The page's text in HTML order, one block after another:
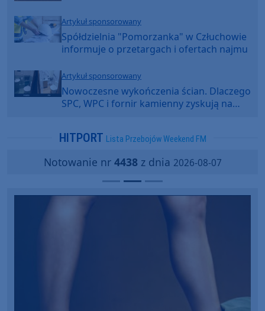
Artykuł sponsorowany
Spółdzielnia "Pomorzanka" w Człuchowie
informuje o przetargach i ofertach najmu
Artykuł sponsorowany
Nowoczesne wykończenia ścian. Dlaczego
SPC, WPC i fornir kamienny zyskują na
HITPORT Lista Przebojów Weekend FM
Notowanie nr 4438z dnia 2026-08-07